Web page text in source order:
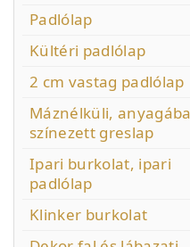
Padlólap
Kültéri padlólap
2 cm vastag padlólap
Máznélküli,
színezett greslap
Ipari burkolat, ipari
padlólap
Klinker burkolat